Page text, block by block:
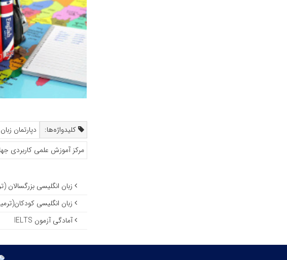
کلیدواژه‌ها: دپارتمان
مرکز آموزش علمی کاربردی
زبان انگلیسی بزرگسالان
زبان انگلیسی
آمادگی آزمون IELTS